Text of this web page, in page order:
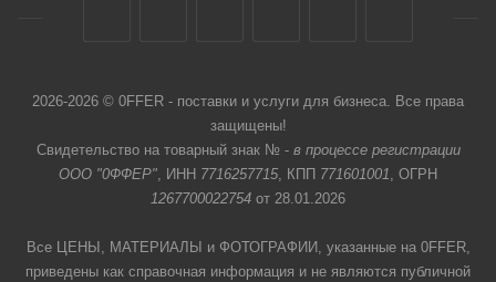
2026-2026 © 0FFER - поставки и услуги для бизнеса. Все права
защищены!
Свидетельство на товарный знак № - в процессе регистрации
ООО "0ФФЕР", ИНН 7716257715, КПП 771601001, ОГРН
1267700022754 от 28.01.2026
Все ЦЕНЫ, МАТЕРИАЛЫ и ФОТОГРАФИИ, указанные на 0FFER,
приведены как справочная информация и не являются публичной